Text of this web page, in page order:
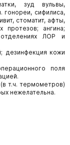
зуд вульвы,
гонореи, сифилиса,
стоматит, афты,
протезов; ангина;
ЛОР и
дезинфекция кожи
поля
т.ч. термометров)
нежелательна.